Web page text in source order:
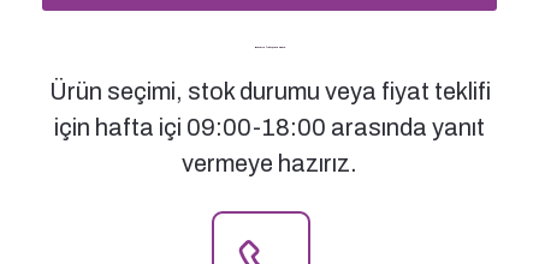
Bizimle İletişime Geçin
Ürün seçimi, stok durumu veya fiyat teklifi
için hafta içi 09:00-18:00 arasında yanıt
vermeye hazırız.